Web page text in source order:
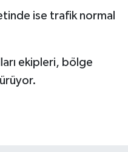
ise trafik normal
ekipleri, bölge